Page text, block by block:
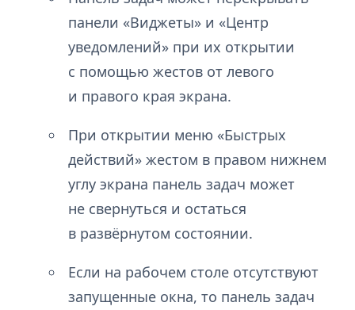
панели «Виджеты» и «Центр
уведомлений» при их открытии
с помощью жестов от левого
и правого края экрана.
При открытии меню «Быстрых
действий» жестом в правом нижнем
углу экрана панель задач может
не свернуться и остаться
в развёрнутом состоянии.
Если на рабочем столе отсутствуют
запущенные окна, то панель задач